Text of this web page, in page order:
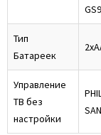
Тип
Батареек
Управление
ТВ без
настройки